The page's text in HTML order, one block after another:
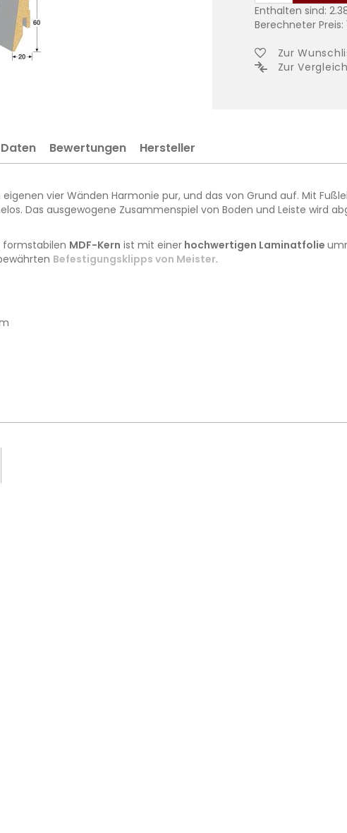
Enthalten sind:
Berechneter Preis:
Zur
Zur
vier Wänden Harmonie pur, und das von Grund auf. Mit
Das ausgewogene Zusammenspiel von Boden und Leiste wird
formstabilen MDF-Kern ist mit einer hochwertigen Laminatfolie
Befestigungsklipps von Meister.
Bewertungen Hersteller